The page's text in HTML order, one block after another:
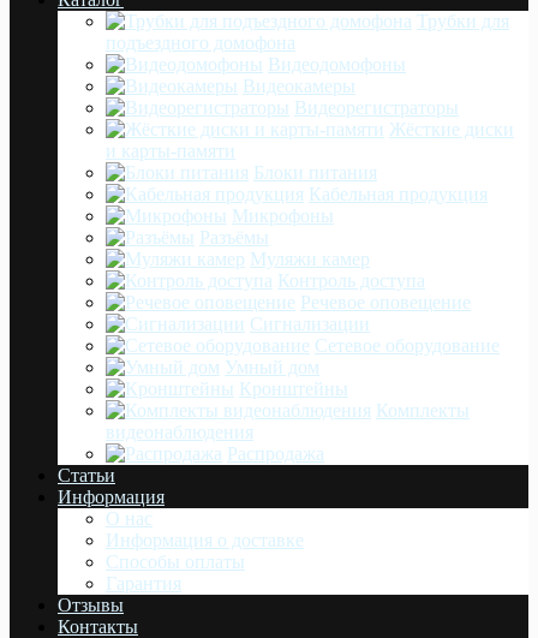
Трубки для
подъездного домофона
Видеодомофоны
Видеокамеры
Видеорегистраторы
Жёсткие диски
и карты-памяти
Блоки питания
Кабельная продукция
Микрофоны
Разъёмы
Муляжи камер
Контроль доступа
Речевое оповещение
Сигнализации
Сетевое оборудование
Умный дом
Кронштейны
Комплекты
видеонаблюдения
Распродажа
Статьи
Информация
О нас
Информация о доставке
Cпособы оплаты
Гарантия
Отзывы
Контакты